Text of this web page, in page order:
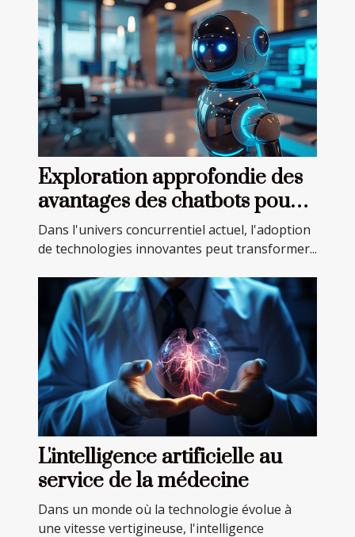
Exploration approfondie des
avantages des chatbots pour
les entreprises
Dans l'univers concurrentiel actuel, l'adoption
de technologies innovantes peut transformer...
L'intelligence artificielle au
service de la médecine
Dans un monde où la technologie évolue à
une vitesse vertigineuse, l'intelligence